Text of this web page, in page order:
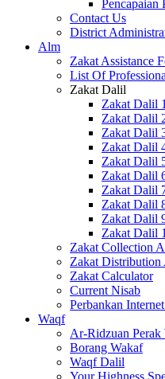
Pencapaian
Contact Us
District
Alm
Zakat Assistance
List Of
Zakat Dalil
Zakat Dalil 1
Zakat Dalil
Zakat Dalil
Zakat Dalil
Zakat Dalil
Zakat Dalil
Zakat Dalil
Zakat Dalil
Zakat Dalil
Zakat Dalil
Zakat Collection
Zakat Distribution
Zakat Calculator
Current Nisab
Perbankan
Waqf
Ar-Ridzuan Perak
Borang Wakaf
Waqf Dalil
Your Highness